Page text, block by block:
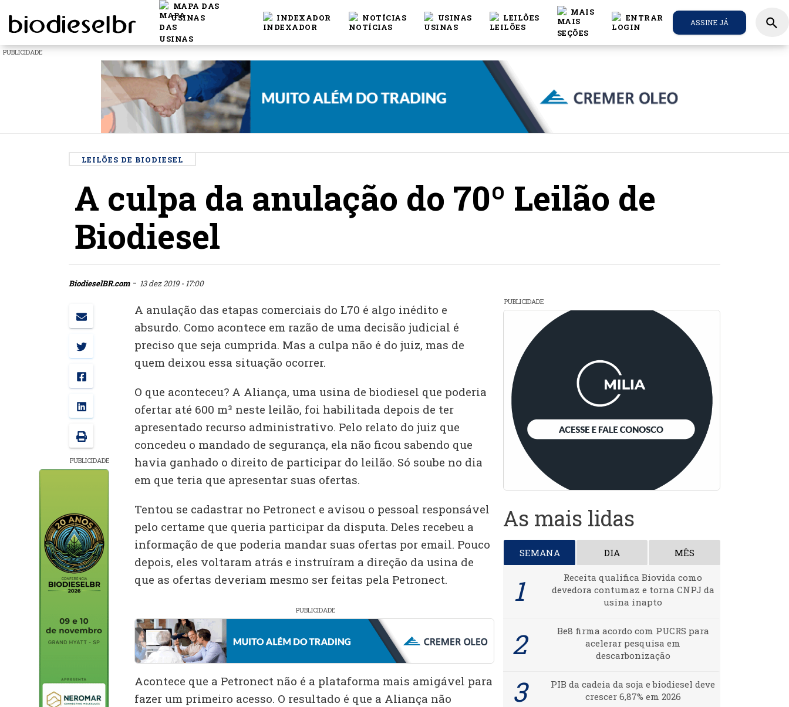
MAPA DAS
USINAS
INDEXADOR NOTÍCIAS USINAS LEILÕES
MAIS
ENTRAR ASSINE JÁ search
PUBLICIDADE
LEILÕES DE BIODIESEL
A culpa da anulação do 70º Leilão de
Biodiesel
BiodieselBR.com- 13 dez 2019 - 17:00
PUBLICIDADE
A anulação das etapas comerciais do L70 é algo inédito e
absurdo. Como acontece em razão de uma decisão judicial é
preciso que seja cumprida. Mas a culpa não é do juiz, mas de
quem deixou essa situação ocorrer.
O que aconteceu? A Aliança, uma usina de biodiesel que poderia
ofertar até 600 m³ neste leilão, foi habilitada depois de ter
apresentado recurso administrativo. Pelo relato do juiz que
concedeu o mandado de segurança, ela não ficou sabendo que
havia ganhado o direito de participar do leilão. Só soube no dia
em que teria que apresentar suas ofertas.
Tentou se cadastrar no Petronect e avisou o pessoal responsável
pelo certame que queria participar da disputa. Deles recebeu a
informação de que poderia mandar suas ofertas por email. Pouco
depois, eles voltaram atrás e instruíram a direção da usina de
que as ofertas deveriam mesmo ser feitas pela Petronect.
PUBLICIDADE
Acontece que a Petronect não é a plataforma mais amigável para
fazer um primeiro acesso. O resultado é que a Aliança não
PUBLICIDADE
As mais lidas
SEMANA DIA MÊS
Receita qualifica Biovida como
devedora contumaz e torna CNPJ da
usina inapto
Be8 firma acordo com PUCRS para
acelerar pesquisa em
descarbonização
PIB da cadeia da soja e biodiesel deve
crescer 6,87% em 2026